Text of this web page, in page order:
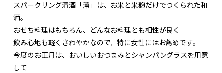
スパークリング清酒「澪」は、お米と米麹だけでつくられた和
酒。
おせち料理はもちろん、どんなお料理とも相性が良く
飲み心地も軽くさわやかなので、特に女性にはお薦めです。
今度のお正月は、おいしいおつまみとシャンパングラスを用意
して